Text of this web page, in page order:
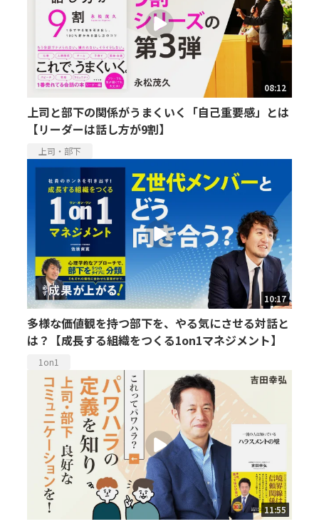
08:12
上司と部下の関係がうまくいく「自己重要感」とは
【リーダーは話し方が9割】
上司・部下
10:17
多様な価値観を持つ部下を、やる気にさせる対話と
は？【成長する組織をつくる1on1マネジメント】
1on1
11:55